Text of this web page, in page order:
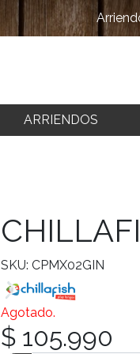
ARRIENDOS
SKU: CPMX02GIN
Agotado.
$ 105.990